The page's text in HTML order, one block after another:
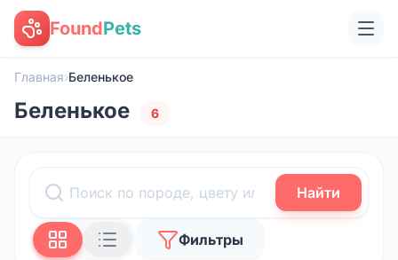
FoundPets
Главная›Беленькое
Беленькое 6
Найти
Фильтры